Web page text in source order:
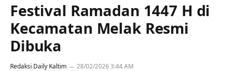
Festival Ramadan 1447 H di
Kecamatan Melak Resmi
Dibuka
Redaksi Daily Kaltim 28/02/2026 3:44 AM